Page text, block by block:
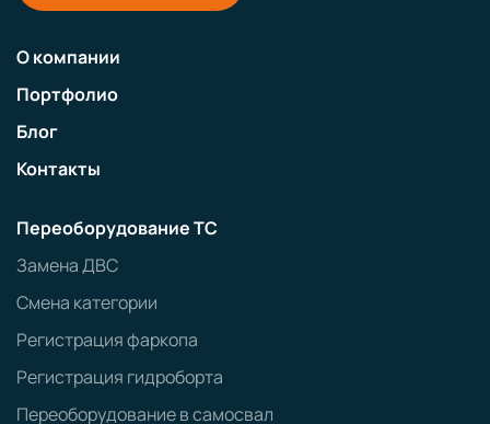
О компании
Портфолио
Блог
Контакты
Переоборудование ТС
Замена ДВС
Смена категории
Регистрация фаркопа
Регистрация гидроборта
Переоборудование в самосвал